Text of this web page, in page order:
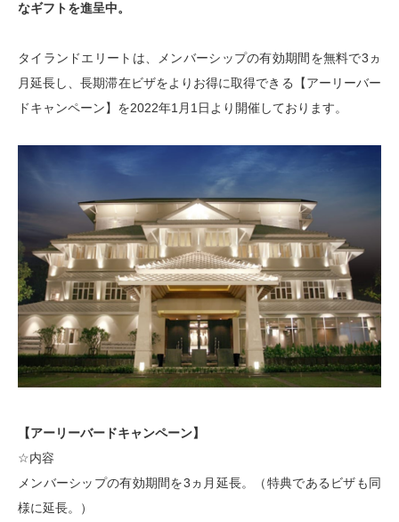
なギフトを進呈中。
タイランドエリートは、メンバーシップの有効期間を無料で3ヵ
月延長し、長期滞在ビザをよりお得に取得できる【アーリーバー
ドキャンペーン】を2022年1月1日より開催しております。
【アーリーバードキャンペーン】
☆内容
メンバーシップの有効期間を3ヵ月延長。（特典であるビザも同
様に延長。）